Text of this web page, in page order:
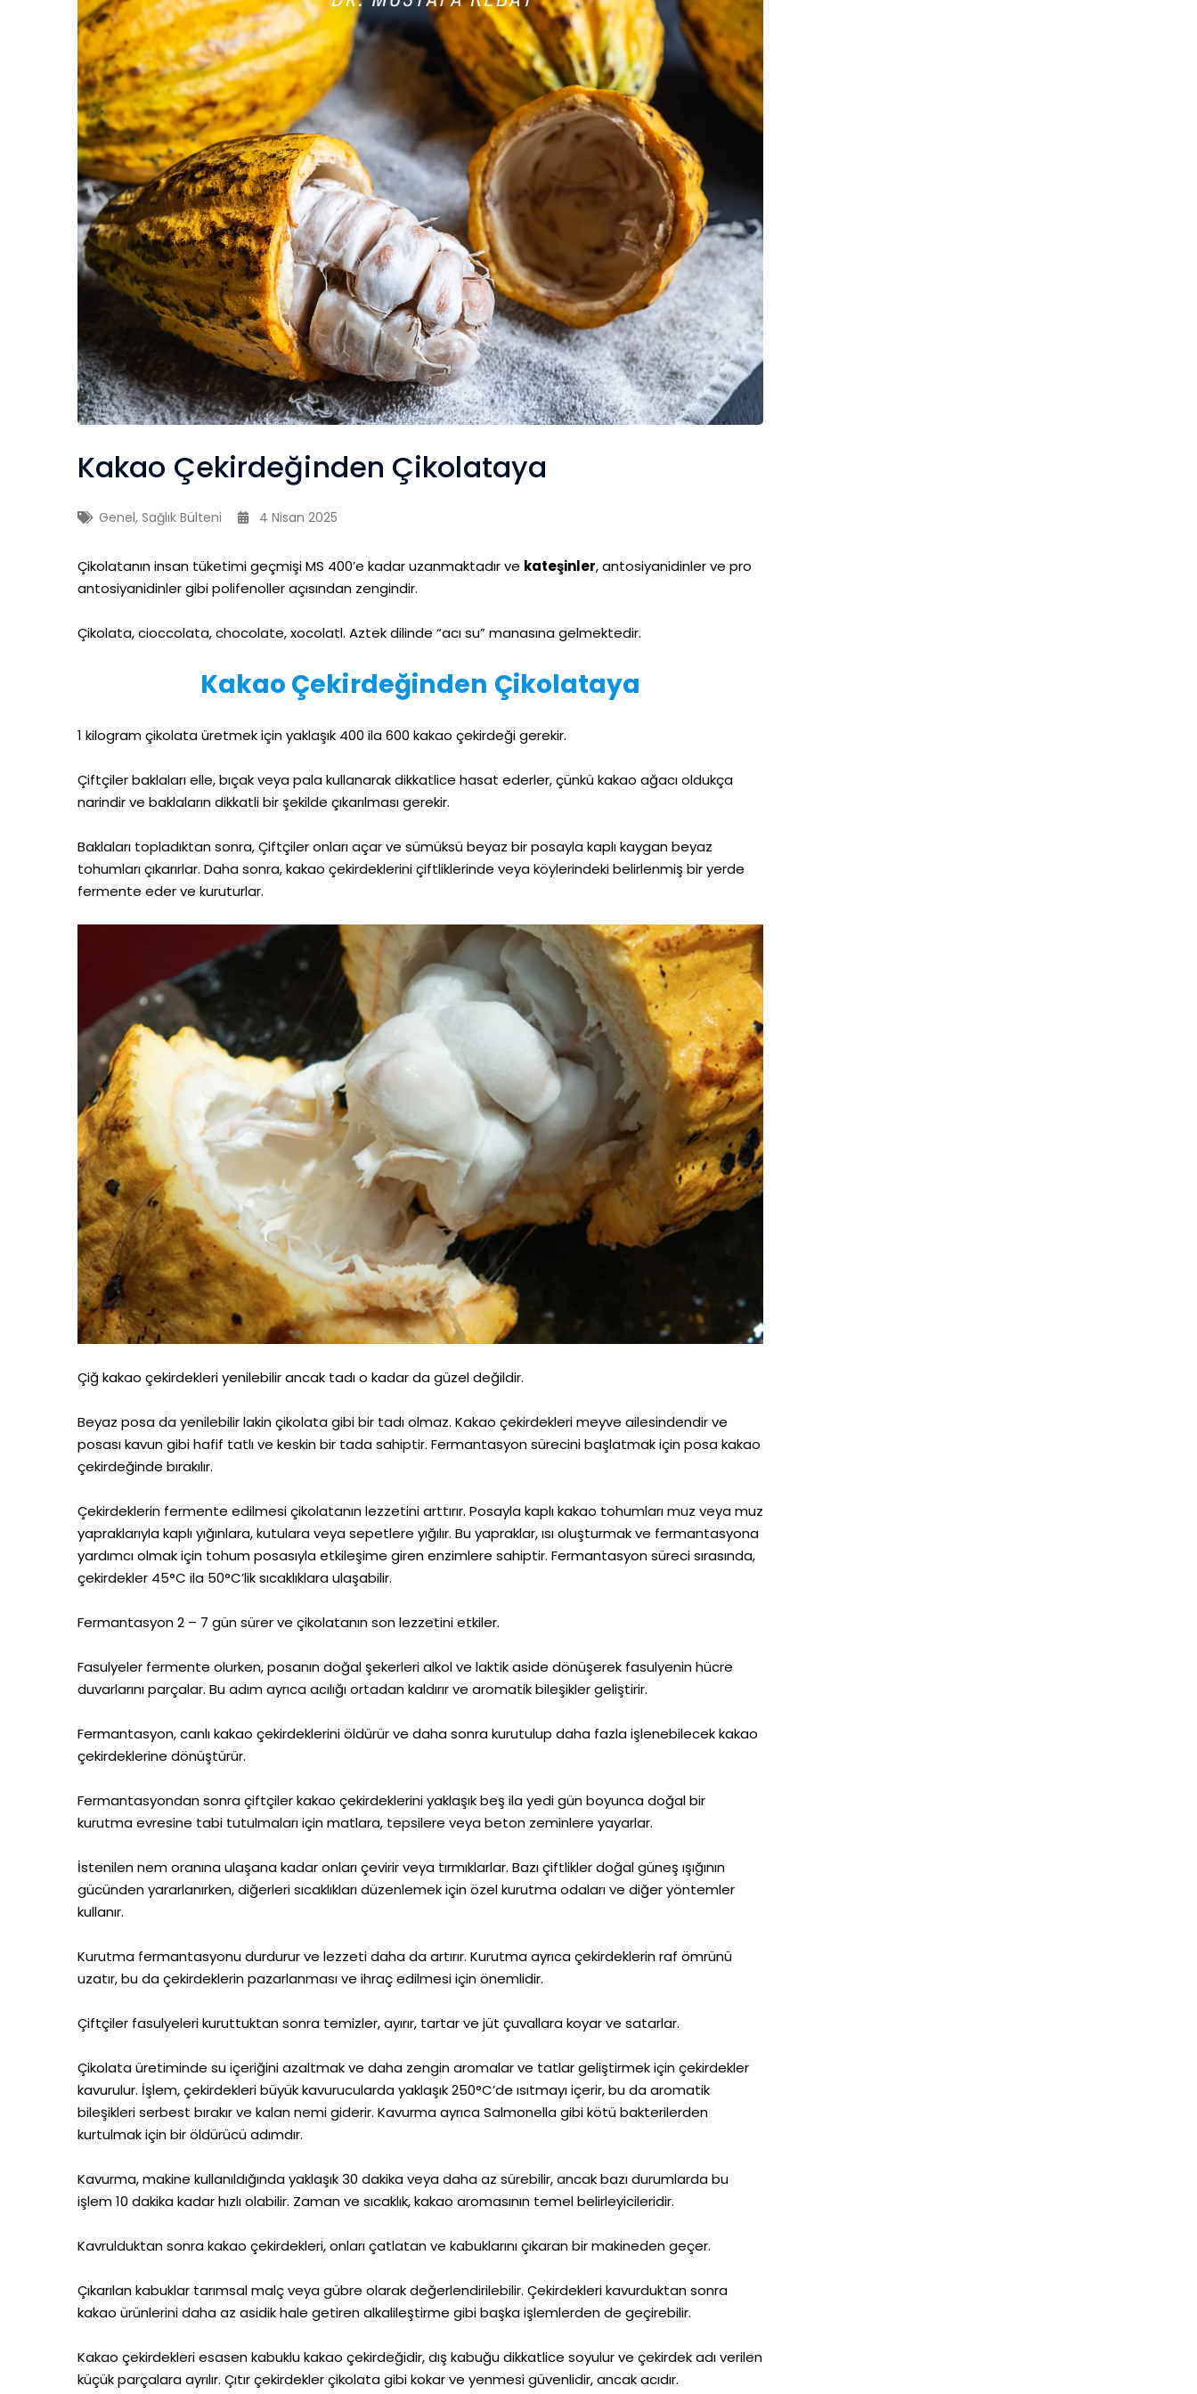
Kakao Çekirdeğinden Çikolataya
Genel, Sağlık Bülteni 4 Nisan 2025
Çikolatanın insan tüketimi geçmişi MS 400’e kadar uzanmaktadır ve kateşinler, antosiyanidinler ve pro
antosiyanidinler gibi polifenoller açısından zengindir.
Çikolata, cioccolata, chocolate, xocolatl. Aztek dilinde “acı su” manasına gelmektedir.
Kakao Çekirdeğinden Çikolataya
1 kilogram çikolata üretmek için yaklaşık 400 ila 600 kakao çekirdeği gerekir.
Çiftçiler baklaları elle, bıçak veya pala kullanarak dikkatlice hasat ederler, çünkü kakao ağacı oldukça
narindir ve baklaların dikkatli bir şekilde çıkarılması gerekir.
Baklaları topladıktan sonra, Çiftçiler onları açar ve sümüksü beyaz bir posayla kaplı kaygan beyaz
tohumları çıkarırlar. Daha sonra, kakao çekirdeklerini çiftliklerinde veya köylerindeki belirlenmiş bir yerde
fermente eder ve kuruturlar.
Çiğ kakao çekirdekleri yenilebilir ancak tadı o kadar da güzel değildir.
Beyaz posa da yenilebilir lakin çikolata gibi bir tadı olmaz. Kakao çekirdekleri meyve ailesindendir ve
posası kavun gibi hafif tatlı ve keskin bir tada sahiptir. Fermantasyon sürecini başlatmak için posa kakao
çekirdeğinde bırakılır.
Çekirdeklerin fermente edilmesi çikolatanın lezzetini arttırır. Posayla kaplı kakao tohumları muz veya muz
yapraklarıyla kaplı yığınlara, kutulara veya sepetlere yığılır. Bu yapraklar, ısı oluşturmak ve fermantasyona
yardımcı olmak için tohum posasıyla etkileşime giren enzimlere sahiptir. Fermantasyon süreci sırasında,
çekirdekler 45°C ila 50°C’lik sıcaklıklara ulaşabilir.
Fermantasyon 2 – 7 gün sürer ve çikolatanın son lezzetini etkiler.
Fasulyeler fermente olurken, posanın doğal şekerleri alkol ve laktik aside dönüşerek fasulyenin hücre
duvarlarını parçalar. Bu adım ayrıca acılığı ortadan kaldırır ve aromatik bileşikler geliştirir.
Fermantasyon, canlı kakao çekirdeklerini öldürür ve daha sonra kurutulup daha fazla işlenebilecek kakao
çekirdeklerine dönüştürür.
Fermantasyondan sonra çiftçiler kakao çekirdeklerini yaklaşık beş ila yedi gün boyunca doğal bir
kurutma evresine tabi tutulmaları için matlara, tepsilere veya beton zeminlere yayarlar.
İstenilen nem oranına ulaşana kadar onları çevirir veya tırmıklarlar. Bazı çiftlikler doğal güneş ışığının
gücünden yararlanırken, diğerleri sıcaklıkları düzenlemek için özel kurutma odaları ve diğer yöntemler
kullanır.
Kurutma fermantasyonu durdurur ve lezzeti daha da artırır. Kurutma ayrıca çekirdeklerin raf ömrünü
uzatır, bu da çekirdeklerin pazarlanması ve ihraç edilmesi için önemlidir.
Çiftçiler fasulyeleri kuruttuktan sonra temizler, ayırır, tartar ve jüt çuvallara koyar ve satarlar.
Çikolata üretiminde su içeriğini azaltmak ve daha zengin aromalar ve tatlar geliştirmek için çekirdekler
kavurulur. İşlem, çekirdekleri büyük kavurucularda yaklaşık 250°C’de ısıtmayı içerir, bu da aromatik
bileşikleri serbest bırakır ve kalan nemi giderir. Kavurma ayrıca Salmonella gibi kötü bakterilerden
kurtulmak için bir öldürücü adımdır.
Kavurma, makine kullanıldığında yaklaşık 30 dakika veya daha az sürebilir, ancak bazı durumlarda bu
işlem 10 dakika kadar hızlı olabilir. Zaman ve sıcaklık, kakao aromasının temel belirleyicileridir.
Kavrulduktan sonra kakao çekirdekleri, onları çatlatan ve kabuklarını çıkaran bir makineden geçer.
Çıkarılan kabuklar tarımsal malç veya gübre olarak değerlendirilebilir. Çekirdekleri kavurduktan sonra
kakao ürünlerini daha az asidik hale getiren alkalileştirme gibi başka işlemlerden de geçirebilir.
Kakao çekirdekleri esasen kabuklu kakao çekirdeğidir, dış kabuğu dikkatlice soyulur ve çekirdek adı verilen
küçük parçalara ayrılır. Çıtır çekirdekler çikolata gibi kokar ve yenmesi güvenlidir, ancak acıdır.